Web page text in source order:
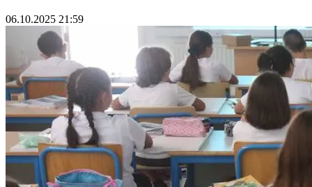
06.10.2025 21:59